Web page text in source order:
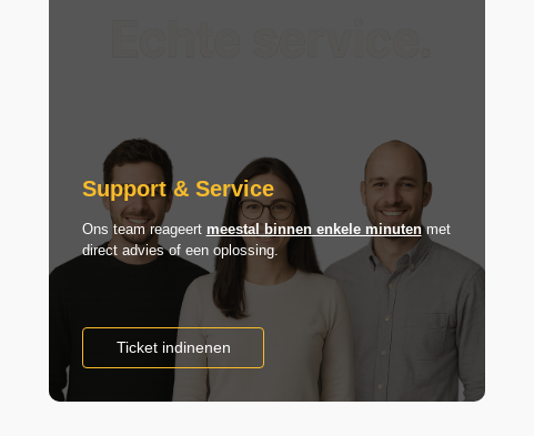
Support & Service
Ons team reageert meestal binnen enkele minutenmet
direct advies of een oplossing.
Ticket indinenen